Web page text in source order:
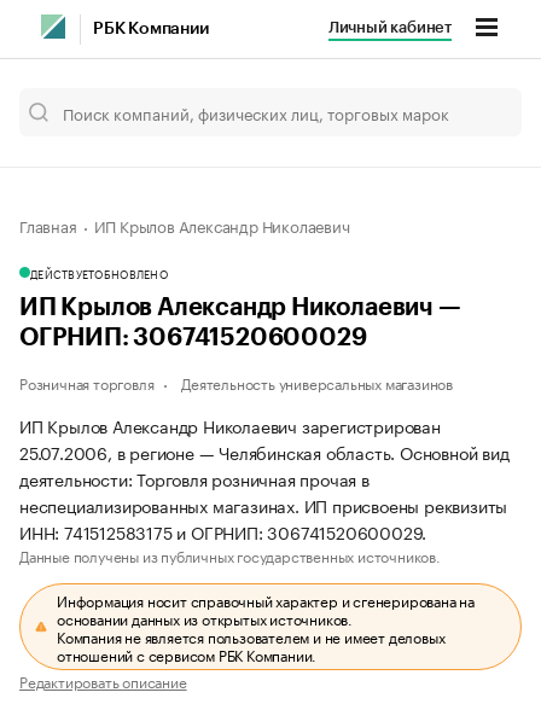
РБК Компании Личный кабинет
Главная ИП Крылов Александр Николаевич
ДЕЙСТВУЕТОБНОВЛЕНО
ИП Крылов Александр Николаевич —
ОГРНИП: 306741520600029
Розничная торговля Деятельность универсальных магазинов
ИП Крылов Александр Николаевич зарегистрирован
25.07.2006, в регионе — Челябинская область. Основной вид
деятельности: Торговля розничная прочая в
неспециализированных магазинах. ИП присвоены реквизиты
ИНН: 741512583175 и ОГРНИП: 306741520600029.
Данные получены из публичных государственных источников.
Информация носит справочный характер и сгенерирована на
основании данных из открытых источников.
Компания не является пользователем и не имеет деловых
отношений с сервисом РБК Компании.
Редактировать описание